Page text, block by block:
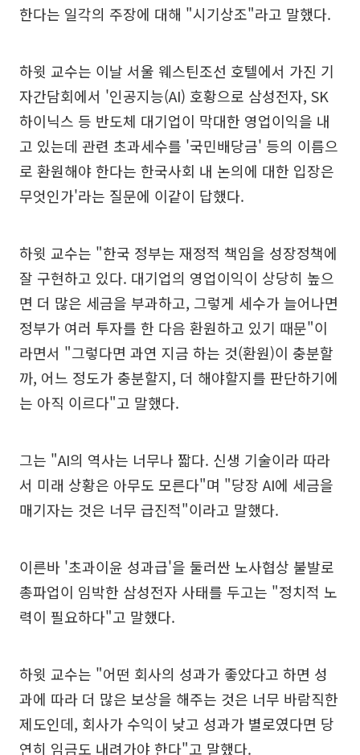
한다는 일각의 주장에 대해 "시기상조"라고 말했다.
하윗 교수는 이날 서울 웨스틴조선 호텔에서 가진 기
자간담회에서 '인공지능(AI) 호황으로 삼성전자, SK
하이닉스 등 반도체 대기업이 막대한 영업이익을 내
고 있는데 관련 초과세수를 '국민배당금' 등의 이름으
로 환원해야 한다는 한국사회 내 논의에 대한 입장은
무엇인가'라는 질문에 이같이 답했다.
하윗 교수는 "한국 정부는 재정적 책임을 성장정책에
잘 구현하고 있다. 대기업의 영업이익이 상당히 높으
면 더 많은 세금을 부과하고, 그렇게 세수가 늘어나면
정부가 여러 투자를 한 다음 환원하고 있기 때문"이
라면서 "그렇다면 과연 지금 하는 것(환원)이 충분할
까, 어느 정도가 충분할지, 더 해야할지를 판단하기에
는 아직 이르다"고 말했다.
그는 "AI의 역사는 너무나 짧다. 신생 기술이라 따라
서 미래 상황은 아무도 모른다"며 "당장 AI에 세금을
매기자는 것은 너무 급진적"이라고 말했다.
이른바 '초과이윤 성과급'을 둘러싼 노사협상 불발로
총파업이 임박한 삼성전자 사태를 두고는 "정치적 노
력이 필요하다"고 말했다.
하윗 교수는 "어떤 회사의 성과가 좋았다고 하면 성
과에 따라 더 많은 보상을 해주는 것은 너무 바람직한
제도인데, 회사가 수익이 낮고 성과가 별로였다면 당
연히 임금도 내려가야 한다"고 말했다.